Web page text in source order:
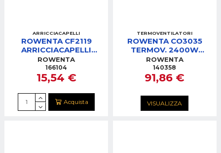
ARRICCIACAPELLI
ROWENTA CF2119
ARRICCIACAPELLI
EXPRESS STYLE
ROWENTA
166104
15,54 €
Acquista
TERMOVENTILATORI
ROWENTA CO3035
TERMOV. 2400W
VECTISSIMO TURBO
ROWENTA
140358
91,86 €
VISUALIZZA